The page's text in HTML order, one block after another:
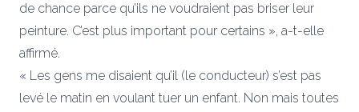
de chance parce qu’ils ne voudraient pas briser leur
peinture. C’est plus important pour certains », a-t-elle
affirmé.
« Les gens me disaient qu’il (le conducteur) s’est pas
levé le matin en voulant tuer un enfant. Non mais toutes